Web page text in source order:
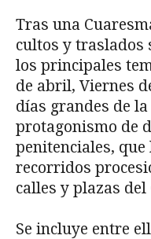
Tras una
cultos y traslados
los principales
de abril, Viernes
días grandes de la
protagonismo de
penitenciales,
recorridos
calles y plazas
Se incluye entre